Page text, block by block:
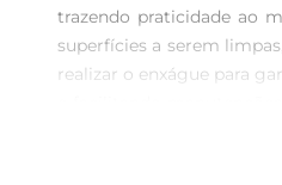
trazendo praticidade ao
superfícies a serem
realizar o enxágue para
nas áreas desejadas. O